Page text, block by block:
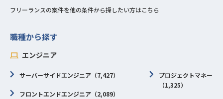
フリーランスの案件を他の条件から探したい方はこちら
職種から探す
エンジニア
サーバーサイドエンジニア（7,427）
フロントエンドエンジニア（2,089）
プロジェクトマネージ
（1,325）